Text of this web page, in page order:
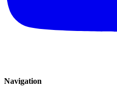
Navigation